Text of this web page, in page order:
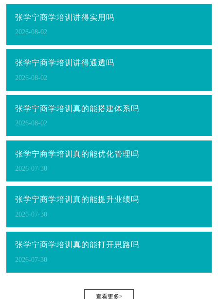
张学宁商学培训讲得实用吗
2026-08-02
张学宁商学培训讲得通透吗
2026-08-02
张学宁商学培训真的能搭建体系吗
2026-08-02
张学宁商学培训真的能优化管理吗
2026-07-30
张学宁商学培训真的能提升业绩吗
2026-07-30
张学宁商学培训真的能打开思路吗
2026-07-30
查看更多>